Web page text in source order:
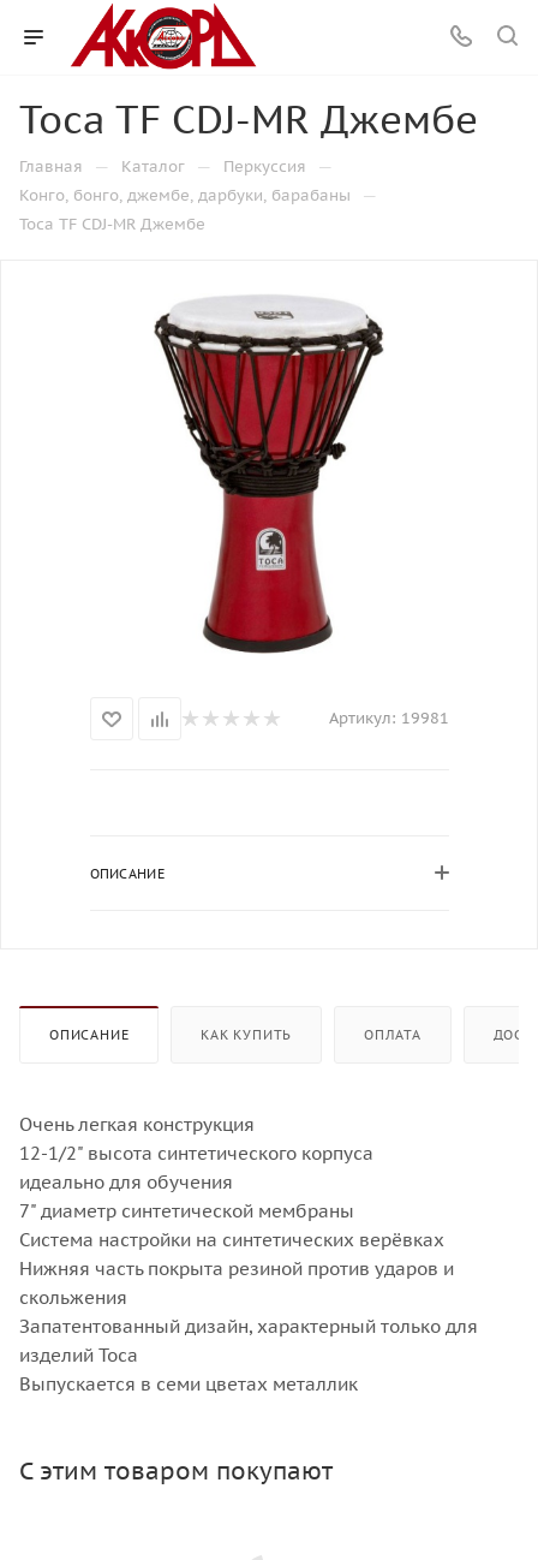
Toca TF CDJ-MR Джембе
Главная — Каталог — Перкуссия —
Конго, бонго, джембе, дарбуки, барабаны —
Toca TF CDJ-MR Джембе
Артикул: 19981
ОПИСАНИЕ
ОПИСАНИЕ КАК КУПИТЬ ОПЛАТА
Очень легкая конструкция
12-1/2" высота синтетического корпуса
идеально для обучения
7" диаметр синтетической мембраны
Система настройки на синтетических верёвках
Нижняя часть покрыта резиной против ударов и
скольжения
Запатентованный дизайн, характерный только для
изделий Toca
Выпускается в семи цветах металлик
С этим товаром покупают